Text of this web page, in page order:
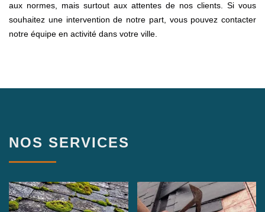
aux normes, mais surtout aux attentes de nos clients. Si vous
souhaitez une intervention de notre part, vous pouvez contacter
notre équipe en activité dans votre ville.
NOS SERVICES